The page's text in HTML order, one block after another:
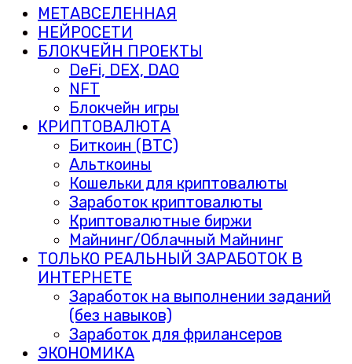
МЕТАВСЕЛЕННАЯ
НЕЙРОСЕТИ
БЛОКЧЕЙН ПРОЕКТЫ
DeFi, DEX, DAO
NFT
Блокчейн игры
КРИПТОВАЛЮТА
Биткоин (BTC)
Альткоины
Кошельки для криптовалюты
Заработок криптовалюты
Криптовалютные биржи
Майнинг/Облачный Майнинг
ТОЛЬКО РЕАЛЬНЫЙ ЗАРАБОТОК В
ИНТЕРНЕТЕ
Заработок на выполнении заданий
(без навыков)
Заработок для фрилансеров
ЭКОНОМИКА